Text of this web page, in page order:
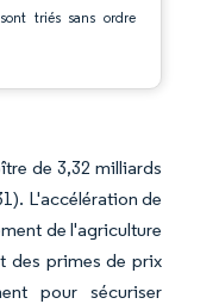
triés sans ordre
de 3,32 milliards
L'accélération de
de l'agriculture
des primes de prix
pour sécuriser